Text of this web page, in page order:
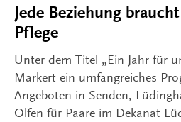
Jede Beziehung
Pflege
Unter dem Titel „Ein Jahr für
Markert ein umfangreiches
Angeboten in Senden,
Olfen für Paare im Dekanat